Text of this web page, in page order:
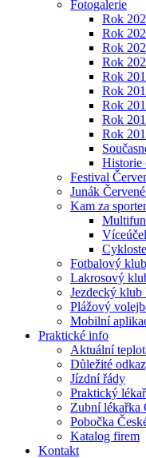
Fotogalerie
Rok
Rok
Rok
Rok
Rok
Rok
Rok
Rok
Rok
Historie
Festival
Junák
Kam za
Fotbalový
Lakrosový
Jezdecký klub
Plážový
Mobilní
Praktické info
Aktuální
Důležité
Jízdní řády
Praktický
Zubní lékařka
Pobočka
Katalog firem
Kontakt